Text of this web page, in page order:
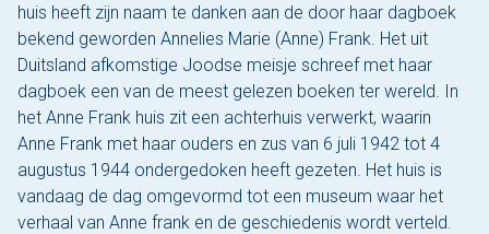
huis heeft zijn naam te danken aan de door haar dagboek
bekend geworden Annelies Marie (Anne) Frank. Het uit
Duitsland afkomstige Joodse meisje schreef met haar
dagboek een van de meest gelezen boeken ter wereld. In
het Anne Frank huis zit een achterhuis verwerkt, waarin
Anne Frank met haar ouders en zus van 6 juli 1942 tot 4
augustus 1944 ondergedoken heeft gezeten. Het huis is
vandaag de dag omgevormd tot een museum waar het
verhaal van Anne frank en de geschiedenis wordt verteld.